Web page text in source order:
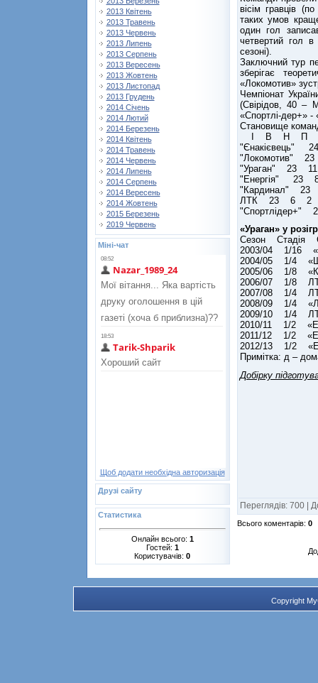
2013 Квітень
2013 Травень
2013 Червень
2013 Липень
2013 Серпень
2013 Вересень
2013 Жовтень
2013 Листопад
2013 Грудень
2014 Січень
2014 Лютий
2014 Березень
2014 Квітень
2014 Травень
2014 Червень
2014 Липень
2014 Серпень
2014 Вересень
2014 Жовтень
2015 Березень
2019 Червень
Міні-чат
Щоб додати необхідна авторизація
Друзі сайту
Статистика
Онлайн всього: 1
Гостей: 1
Користувачів: 0
вісім гравців
таких умов
один гол
четвертий гол в
сезоні).
Заключний тур
зберігає
«Локомотив»
Чемпіонат
(Свірідов, 40
«Спортлі-дер+» -
Становище
І В Н
"Локомотив"
"Ураган" 23
"Енергія" 23
"Кардинал"
ЛТК 23 6 2
«Ураган» у
Сезон Стадія
2003/04 1/16
2004/05 1/4
2005/06 1/8
2006/07 1/8 ЛТК
2007/08 1/4 ЛТК
2008/09 1/4
2009/10 1/4 ЛТК
2010/11 1/2
2011/12 1/2
2012/13 1/2
Примітка: д –
Добірку
Переглядів: 700|
Всього коментарів: 0
Copyright